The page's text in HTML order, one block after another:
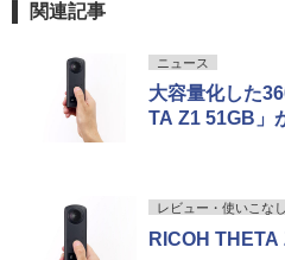
関連記事
ニュース
大容量化した
TA Z1 51GB」
レビュー・使いこなし
RICOH THETA